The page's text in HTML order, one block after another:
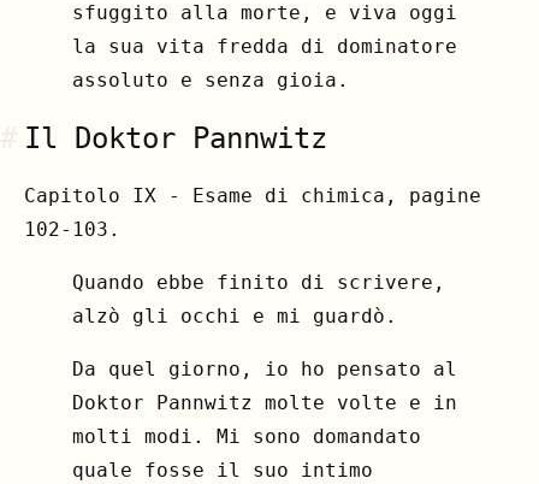
sfuggito alla morte, e viva oggi
la sua vita fredda di dominatore
assoluto e senza gioia.
Il Doktor Pannwitz
Capitolo IX - Esame di chimica, pagine
102-103.
Quando ebbe finito di scrivere,
alzò gli occhi e mi guardò.
Da quel giorno, io ho pensato al
Doktor Pannwitz molte volte e in
molti modi. Mi sono domandato
quale fosse il suo intimo